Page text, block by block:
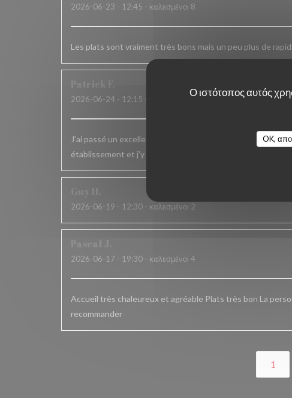
Ο ιστότοπος αυτός
OK,
2026-06-23 - 12:45 - καλεσμένοι 8
Les plats sont vraiment très bons mais un peu plus de
2026-06-24 - 12:15 - καλεσμένοι 6
J’ai passé un excellent moment. L’accueil , le service,
établissement et j’y reviens toujours avec le même plaisir
2026-06-19 - 12:30 - καλεσμένοι 2
2026-06-17 - 19:30 - καλεσμένοι 4
Accueil très chaleureux et agréable Plats très bon La
recommander
1